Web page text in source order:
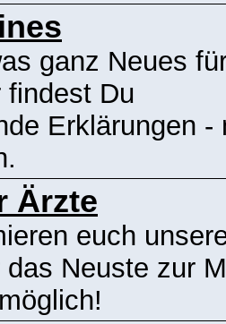
ganz Neues
findest Du
Erklärungen -
Ärzte
euch
Neuste zur